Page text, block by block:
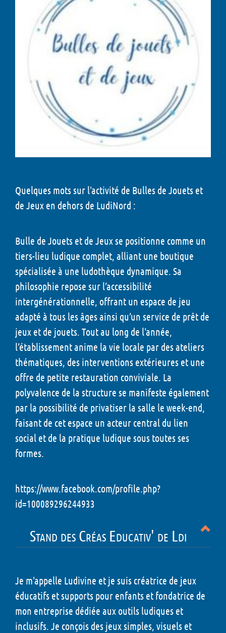
Quelques mots sur l'activité de Bulles de Jouets et
de Jeux en dehors de LudiNord :
Bulle de Jouets et de Jeux se positionne comme un
tiers-lieu ludique complet, alliant une boutique
spécialisée à une ludothèque dynamique. Sa
philosophie repose sur l’accessibilité
intergénérationnelle, offrant un espace de jeu
adapté à tous les âges ainsi qu’un service de prêt de
jeux et de jouets. Tout au long de l'année,
l’établissement anime la vie locale par des ateliers
thématiques, des interventions extérieures et une
offre de petite restauration conviviale. La
polyvalence de la structure se manifeste également
par la possibilité de privatiser la salle le week-end,
faisant de cet espace un acteur central du lien
social et de la pratique ludique sous toutes ses
formes.
https://www.facebook.com/profile.php?
id=100089296244933
Stand des Créas Educativ' de Ldi
Je m'appelle Ludivine et je suis créatrice de jeux
éducatifs et supports pour enfants et fondatrice de
mon entreprise dédiée aux outils ludiques et
inclusifs. Je conçois des jeux simples, visuels et